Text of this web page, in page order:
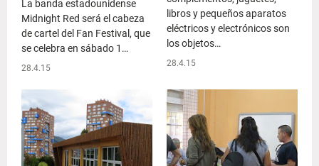
La banda estadounidense
Midnight Red será el cabeza
de cartel del Fan Festival, que
se celebra en sábado 1…
28.4.15
libros y pequeños aparatos
eléctricos y electrónicos son
los objetos…
28.4.15